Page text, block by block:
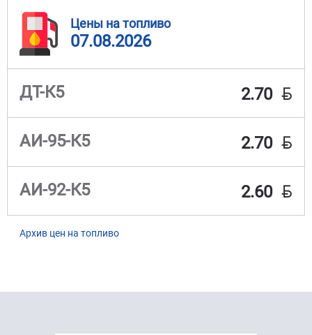
Цены на топливо
07.08.2026
ДТ-К5 2.70 BYN
АИ-95-К5 2.70 BYN
АИ-92-К5 2.60 BYN
Архив цен на топливо